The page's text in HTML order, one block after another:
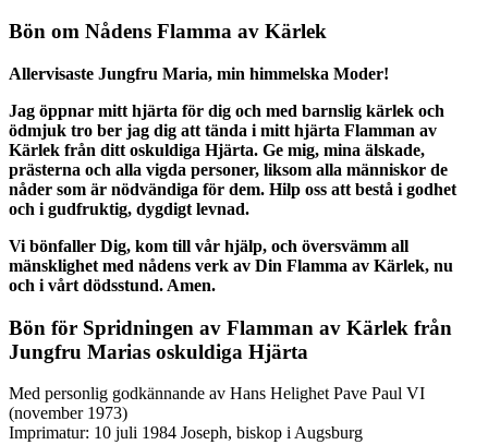
Bön om Nådens Flamma av Kärlek
Allervisaste Jungfru Maria, min himmelska Moder!
Jag öppnar mitt hjärta för dig och med barnslig kärlek och
ödmjuk tro ber jag dig att tända i mitt hjärta Flamman av
Kärlek från ditt oskuldiga Hjärta. Ge mig, mina älskade,
prästerna och alla vigda personer, liksom alla människor de
nåder som är nödvändiga för dem. Hilp oss att bestå i godhet
och i gudfruktig, dygdigt levnad.
Vi bönfaller Dig, kom till vår hjälp, och översvämm all
mänsklighet med nådens verk av Din Flamma av Kärlek, nu
och i vårt dödsstund. Amen.
Bön för Spridningen av Flamman av Kärlek från
Jungfru Marias oskuldiga Hjärta
Med personlig godkännande av Hans Helighet Pave Paul VI
(november 1973)
Imprimatur: 10 juli 1984 Joseph, biskop i Augsburg